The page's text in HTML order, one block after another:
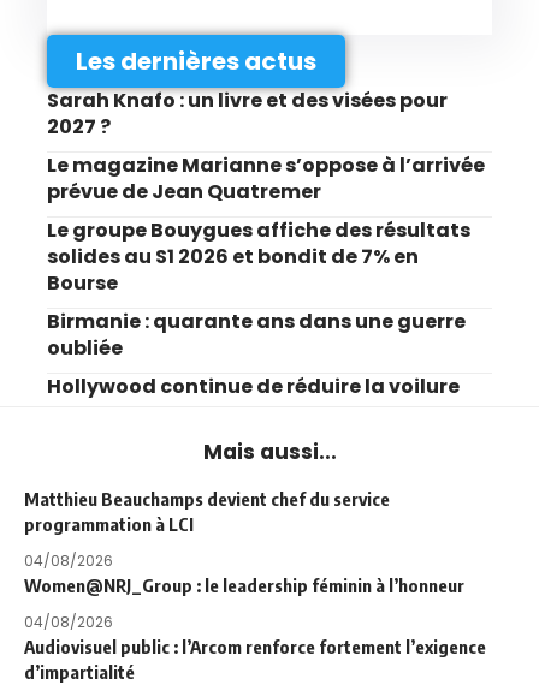
Les dernières actus
Sarah Knafo : un livre et des visées pour
2027 ?
Le magazine Marianne s’oppose à l’arrivée
prévue de Jean Quatremer
Le groupe Bouygues affiche des résultats
solides au S1 2026 et bondit de 7% en
Bourse
Birmanie : quarante ans dans une guerre
oubliée
Hollywood continue de réduire la voilure
Mais aussi...
Matthieu Beauchamps devient chef du service
programmation à LCI
04/08/2026
Women@NRJ_Group : le leadership féminin à l’honneur
04/08/2026
Audiovisuel public : l’Arcom renforce fortement l’exigence
d’impartialité